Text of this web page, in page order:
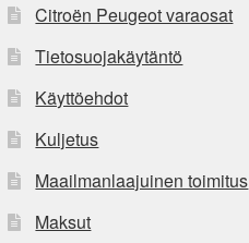
Citroën Peugeot varaosat
Tietosuojakäytäntö
Käyttöehdot
Kuljetus
Maailmanlaajuinen toimitus
Maksut